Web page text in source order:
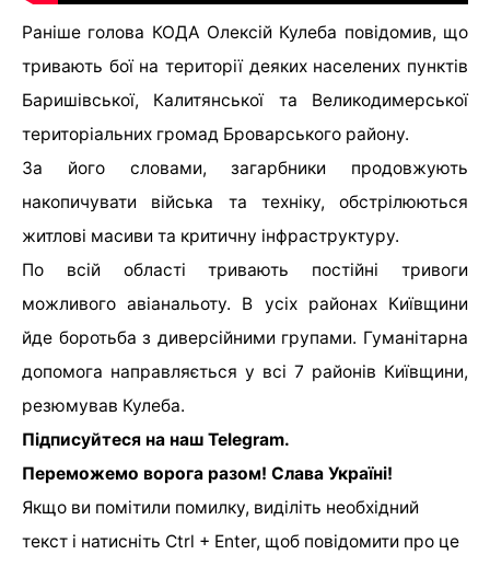
Раніше голова КОДА Олексій Кулеба повідомив, що
тривають бої на території деяких населених пунктів
Баришівської, Калитянської та Великодимерської
територіальних громад Броварського району.
За його словами, загарбники продовжують
накопичувати війська та техніку, обстрілюються
житлові масиви та критичну інфраструктуру.
По всій області тривають постійні тривоги
можливого авіанальоту. В усіх районах Київщини
йде боротьба з диверсійними групами. Гуманітарна
допомога направляється у всі 7 районів Київщини,
резюмував Кулеба.
Підписуйтеся на наш Telegram.
Переможемо ворога разом! Слава Україні!
Якщо ви помітили помилку, виділіть необхідний
текст і натисніть Ctrl + Enter, щоб повідомити про це